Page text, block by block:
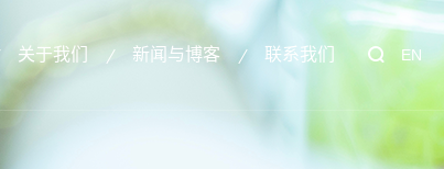
关于我们 新闻与博客 联系我们 EN